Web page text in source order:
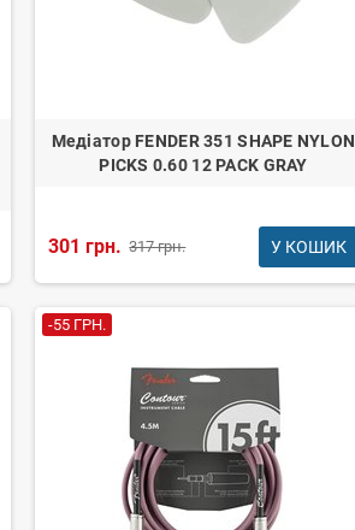
Медіатор FENDER 351 SHAPE NYLON
PICKS 0.60 12 PACK GRAY
301 грн. 317 грн. У КОШИК
-55 ГРН.